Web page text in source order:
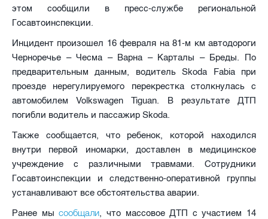
этом сообщили в пресс-службе региональной
Госавтоинспекции.
Инцидент произошел 16 февраля на 81-м км автодороги
Черноречье – Чесма – Варна – Карталы – Бреды. По
предварительным данным, водитель Skoda Fabia при
проезде нерегулируемого перекрестка столкнулась с
автомобилем Volkswagen Tiguan. В результате ДТП
погибли водитель и пассажир Skoda.
Также сообщается, что ребенок, которой находился
внутри первой иномарки, доставлен в медицинское
учреждение с различными травмами. Сотрудники
Госавтоинспекции и следственно-оперативной группы
устанавливают все обстоятельства аварии.
Ранее мысообщали, что массовое ДТП с участием 14